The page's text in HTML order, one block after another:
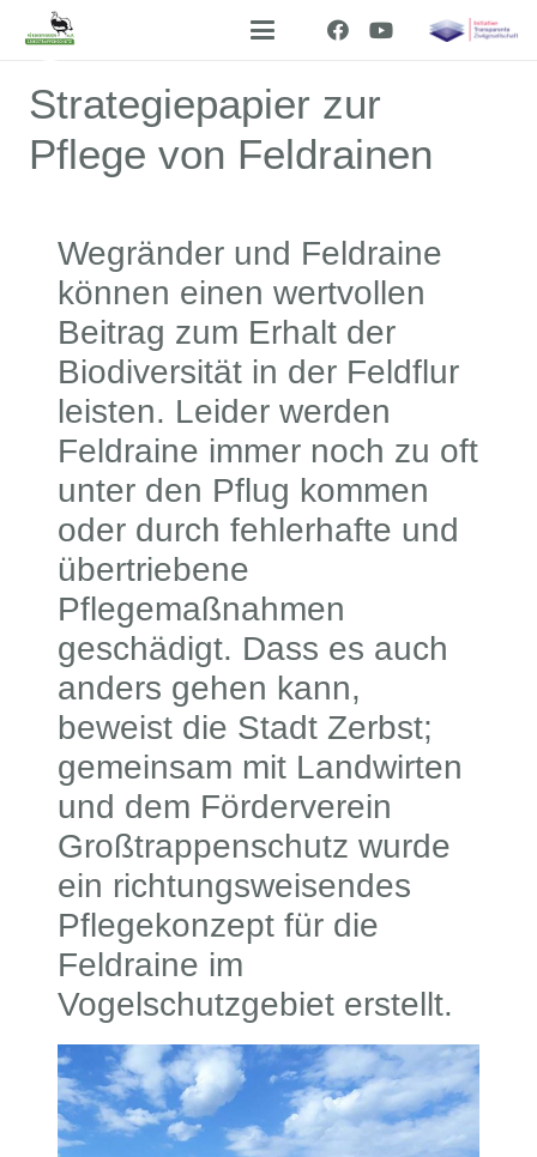
Strategiepapier zur
Pflege von Feldrainen
Wegränder und Feldraine
können einen wertvollen
Beitrag zum Erhalt der
Biodiversität in der Feldflur
leisten. Leider werden
Feldraine immer noch zu oft
unter den Pflug kommen
oder durch fehlerhafte und
übertriebene
Pflegemaßnahmen
geschädigt. Dass es auch
anders gehen kann,
beweist die Stadt Zerbst;
gemeinsam mit Landwirten
und dem Förderverein
Großtrappenschutz wurde
ein richtungsweisendes
Pflegekonzept für die
Feldraine im
Vogelschutzgebiet erstellt.